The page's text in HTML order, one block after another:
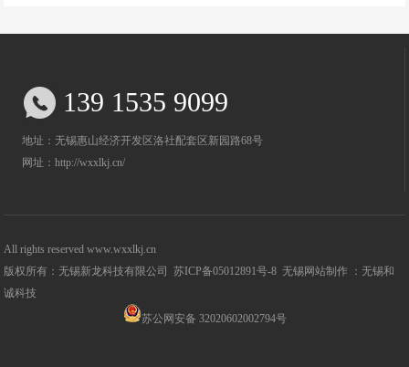
139 1535 9099
地址：无锡惠山经济开发区洛社配套区新园路68号
网址：http://wxxlkj.cn/
All rights reserved www.wxxlkj.cn
版权所有：无锡新龙科技有限公司苏ICP备05012891号-8 无锡网站制作 ：无锡和
诚科技
苏公网安备 32020602002794号